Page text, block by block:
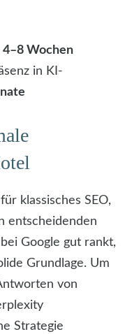
4–8 Wochen
in KI-
klassisches SEO,
entscheidenden
Google gut rankt,
Grundlage. Um
von
Strategie